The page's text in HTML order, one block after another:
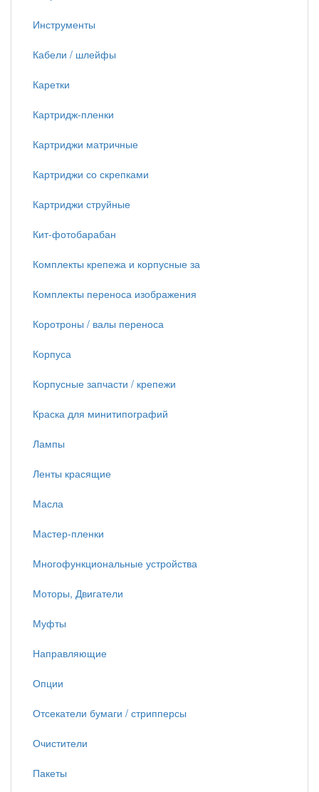
Инструменты
Кабели / шлейфы
Каретки
Картридж-пленки
Картриджи матричные
Картриджи со скрепками
Картриджи струйные
Кит-фотобарабан
Комплекты крепежа и корпусные за
Комплекты переноса изображения
Коротроны / валы переноса
Корпуса
Корпусные запчасти / крепежи
Краска для минитипографий
Лампы
Ленты красящие
Масла
Мастер-пленки
Многофункциональные устройства
Моторы, Двигатели
Муфты
Направляющие
Опции
Отсекатели бумаги / стрипперсы
Очистители
Пакеты